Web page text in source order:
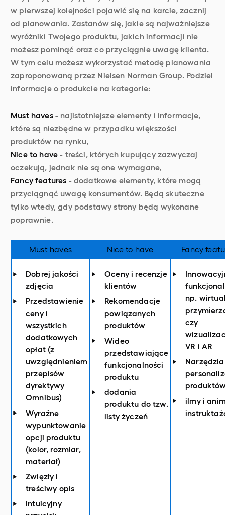
w pierwszej kolejności pojawić się na karcie, zacznij
od planowania. Zastanów się, jakie są najważniejsze
wyróżniki Twojego produktu, jakich informacji nie
możesz pominąć oraz co przyciągnie uwagę klienta.
W tym celu możesz wykorzystać metodę planowania
zaproponowaną przez Nielsen Norman Group. Podziel
informacje o produkcie na kategorie:
Must haves- najistotniejsze elementy i informacje,
które są niezbędne w przypadku większości
produktów na rynku,
Nice to have - treści, których kupujący zazwyczaj
oczekują, jednak nie są one wymagane,
Fancy features - dodatkowe elementy, które mogą
przyciągnąć uwagę konsumentów. Będą skuteczne
tylko wtedy, gdy podstawy strony będą wykonane
poprawnie.
Must haves Nice to have Fancy
Dobrej jakości
zdjęcia
Przedstawienie
ceny i
wszystkich
dodatkowych
opłat (z
uwzględnieniem
przepisów
dyrektywy
Omnibus)
Wyraźne
wypunktowanie
opcji produktu
(kolor, rozmiar,
materiał)
Zwięzły i
treściwy opis
Intuicyjny
Oceny i recenzje
klientów
Rekomendacje
powiązanych
produktów
Wideo
przedstawiające
funkcjonalności
produktu
dodania
produktu do tzw.
listy życzeń
np.
czy
VR i AR
ilmy i